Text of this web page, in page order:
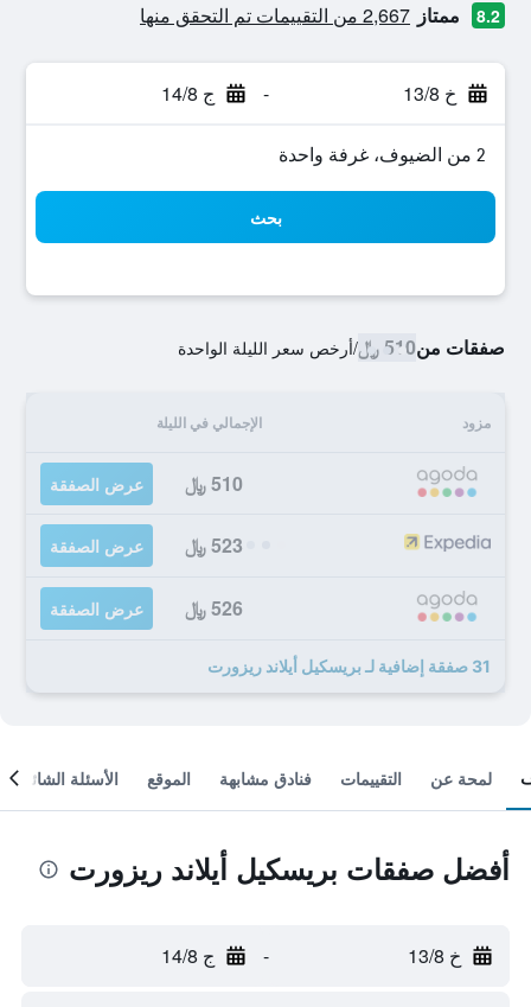
8.2 ممتاز 2,667 من التقييمات تم التحقق منها
خ 13/8 - ج 14/8
2 من الضيوف، غرفة واحدة
بحث
صفقات من510 ﷼ /أرخص سعر الليلة الواحدة
مزود الإجمالي في الليلة
510 ﷼ عرض الصفقة
523 ﷼ عرض الصفقة
526 ﷼ عرض الصفقة
31 صفقة إضافية لـ بريسكيل أيلاند ريزورت
لمحة عن التقييمات فنادق مشابهة الموقع الأسئلة الشائعة
أفضل صفقات بريسكيل أيلاند ريزورت
خ 13/8 - ج 14/8